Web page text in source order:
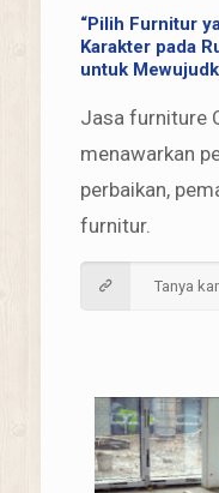
“Pilih Furnitur
Karakter pada
untuk
Jasa furniture
menawarkan
perbaikan,
furnitur.
Tanya